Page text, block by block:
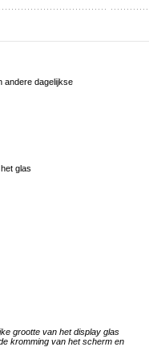
andere dagelijkse
glas
grootte van het display glas
kromming van het scherm en